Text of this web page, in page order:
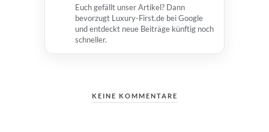
Euch gefällt unser Artikel? Dann
bevorzugt Luxury-First.de bei Google
und entdeckt neue Beiträge künftig noch
schneller.
KEINE KOMMENTARE